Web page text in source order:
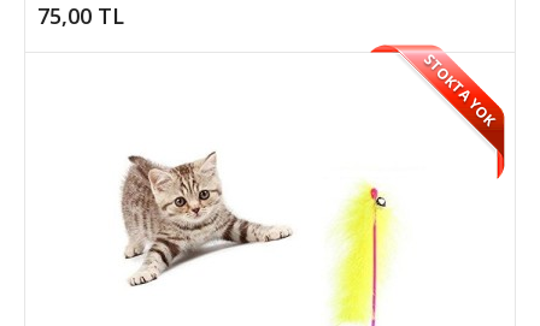
Balık Tuzağı 16 Cepli Büyük Boy Balık Yakalama Filesi
75,00 TL
STOKTA YOK